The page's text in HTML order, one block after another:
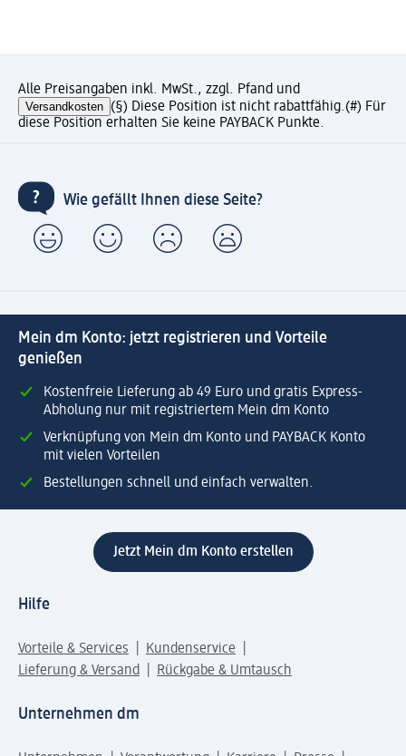
Alle Preisangaben inkl. MwSt., zzgl. Pfand und
Versandkosten (§) Diese Position ist nicht rabattfähig.(#) Für
diese Position erhalten Sie keine PAYBACK Punkte.
Wie gefällt Ihnen diese Seite?
Mein dm Konto: jetzt registrieren und Vorteile
genießen
Kostenfreie Lieferung ab 49 Euro und gratis Express-
Abholung nur mit registriertem Mein dm Konto
Verknüpfung von Mein dm Konto und PAYBACK Konto
mit vielen Vorteilen
Bestellungen schnell und einfach verwalten.
Jetzt Mein dm Konto erstellen
Hilfe
Vorteile & Services
Kundenservice
Lieferung & Versand
Rückgabe & Umtausch
Unternehmen dm